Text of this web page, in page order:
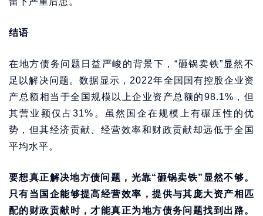
结语
在地方债务问题日益严峻的背景下，“砸锅卖铁”显然不
足以解决问题。数据显示，2022年全国国有控股企业资
产总额相当于全国规模以上企业资产总额的98.1%，但
其营业额仅占31%。虽然国企在规模上有碾压性的优
势，但其经济贡献、经营效率和财政贡献却远低于全国
平均水平。
要想真正解决地方债问题，光靠“砸锅卖铁”显然不够。
只有当国企能够提高经营效率，提供与其庞大资产相匹
配的财政贡献时，才能真正为地方债务问题找到出路。